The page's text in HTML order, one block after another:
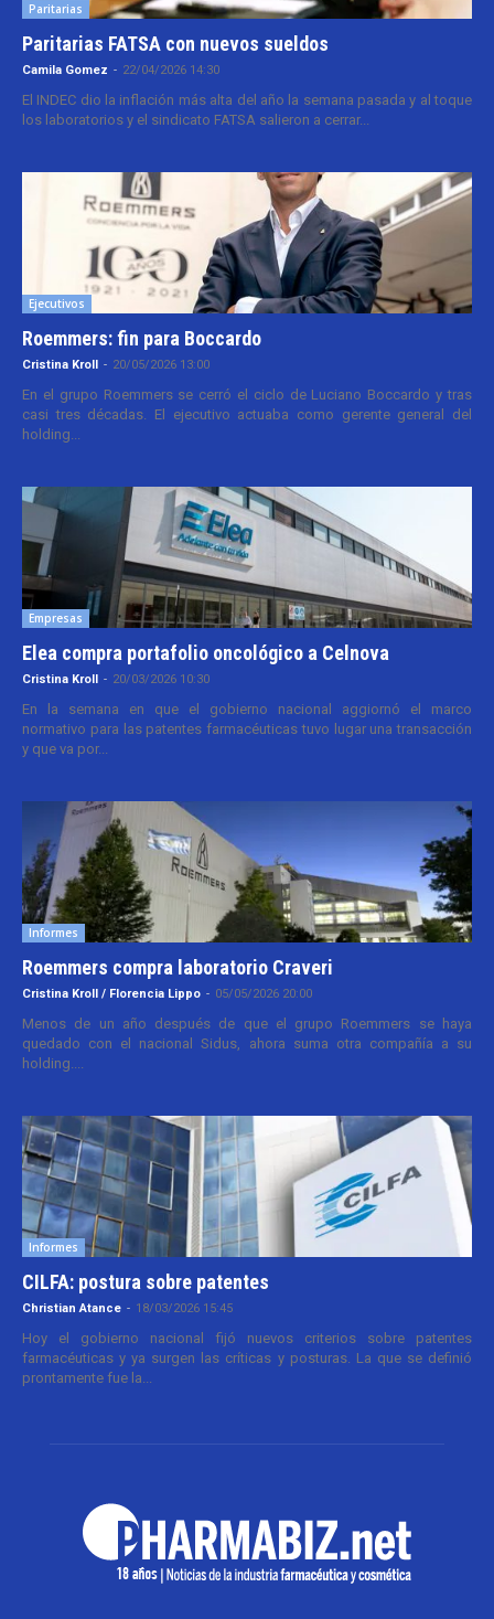
Paritarias
Paritarias FATSA con nuevos sueldos
Camila Gomez - 22/04/2026 14:30
El INDEC dio la inflación más alta del año la semana pasada y al toque
los laboratorios y el sindicato FATSA salieron a cerrar...
Ejecutivos
Roemmers: fin para Boccardo
Cristina Kroll - 20/05/2026 13:00
En el grupo Roemmers se cerró el ciclo de Luciano Boccardo y tras
casi tres décadas. El ejecutivo actuaba como gerente general del
holding...
Empresas
Elea compra portafolio oncológico a Celnova
Cristina Kroll - 20/03/2026 10:30
En la semana en que el gobierno nacional aggiornó el marco
normativo para las patentes farmacéuticas tuvo lugar una transacción
y que va por...
Informes
Roemmers compra laboratorio Craveri
Cristina Kroll / Florencia Lippo - 05/05/2026 20:00
Menos de un año después de que el grupo Roemmers se haya
quedado con el nacional Sidus, ahora suma otra compañía a su
holding....
Informes
CILFA: postura sobre patentes
Christian Atance - 18/03/2026 15:45
Hoy el gobierno nacional fijó nuevos criterios sobre patentes
farmacéuticas y ya surgen las críticas y posturas. La que se definió
prontamente fue la...